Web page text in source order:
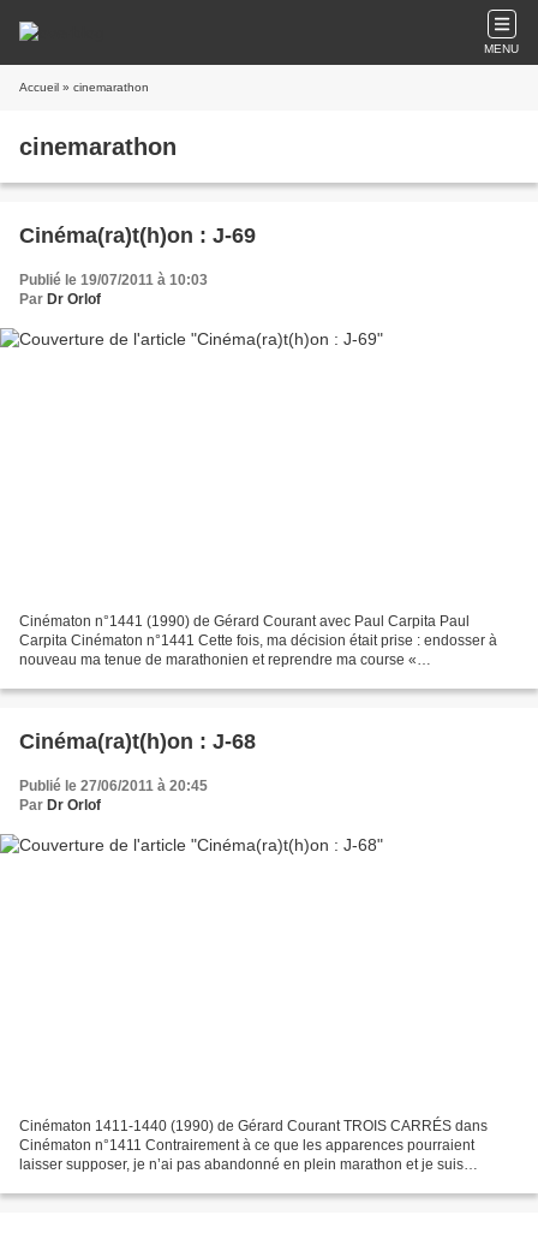
MENU
Accueil » cinemarathon
cinemarathon
Cinéma(ra)t(h)on : J-69
Publié le 19/07/2011 à 10:03
Par Dr Orlof
Cinématon n°1441 (1990) de Gérard Courant avec Paul Carpita Paul
Carpita Cinématon n°1441 Cette fois, ma décision était prise : endosser à
nouveau ma tenue de marathonien et reprendre ma course «
Cinéma(ra)t(h)on : J-68
Publié le 27/06/2011 à 20:45
Par Dr Orlof
Cinématon 1411-1440 (1990) de Gérard Courant TROIS CARRÉS dans
Cinématon n°1411 Contrairement à ce que les apparences pourraient
laisser supposer, je n’ai pas abandonné en plein marathon et je suis